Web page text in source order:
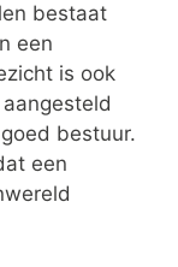
bestaat
een
is ook
bestuur.
een